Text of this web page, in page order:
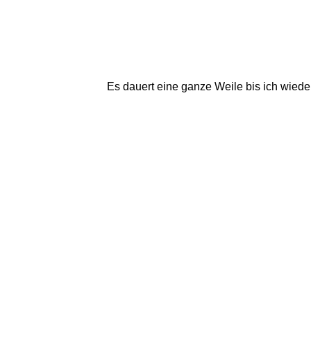
Es dauert eine ganze Weile bis ich